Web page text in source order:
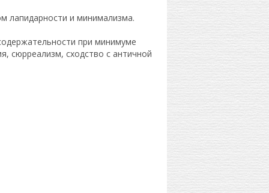
лапидарности и минимализма.
при минимуме
сюрреализм, сходство с античной